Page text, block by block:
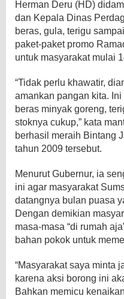
Herman Deru (HD)
dan Kepala Dinas
beras, gula, terigu
paket-paket promo
untuk masyarakat mulai
“Tidak perlu khawatir,
amankan pangan kita.
beras minyak goreng,
stoknya cukup,” kata
berhasil meraih Bintang
tahun 2009 tersebut.
Menurut Gubernur, ia
ini agar masyarakat
datangnya bulan puasa
Dengan demikian
masa-masa “di rumah
bahan pokok untuk
“Masyarakat saya minta
karena aksi borong ini
Bahkan memicu